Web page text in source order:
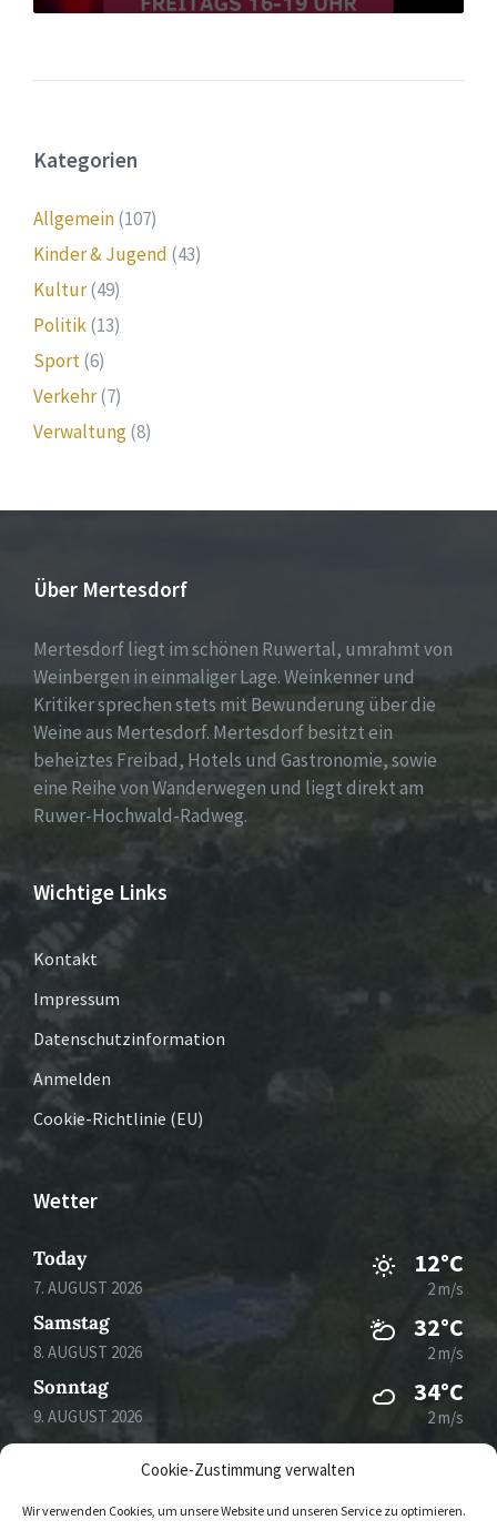
Cookie-Zustimmung verwalten
Wir verwenden Cookies, um unsere Website und unseren Service zu optimieren.
Kategorien
Allgemein(107)
Kinder & Jugend (43)
Kultur(49)
Politik(13)
Sport(6)
Verkehr(7)
Verwaltung(8)
Über Mertesdorf
Mertesdorf liegt im schönen Ruwertal, umrahmt von
Weinbergen in einmaliger Lage. Weinkenner und
Kritiker sprechen stets mit Bewunderung über die
Weine aus Mertesdorf. Mertesdorf besitzt ein
beheiztes Freibad, Hotels und Gastronomie, sowie
eine Reihe von Wanderwegen und liegt direkt am
Ruwer-Hochwald-Radweg.
Wichtige Links
Kontakt
Impressum
Datenschutzinformation
Anmelden
Cookie-Richtlinie (EU)
Wetter
Today
7. AUGUST 2026
12°C
2 m/s
Samstag
8. AUGUST 2026
32°C
2 m/s
Sonntag
9. AUGUST 2026
34°C
2 m/s
Montag
10. AUGUST 2026